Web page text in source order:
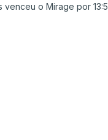
o Mirage por 13:5